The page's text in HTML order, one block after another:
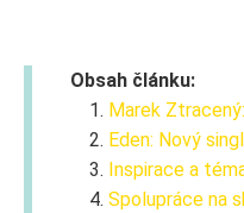
Obsah článku:
Marek
Eden: Nový
Inspirace a
Spolupráce na